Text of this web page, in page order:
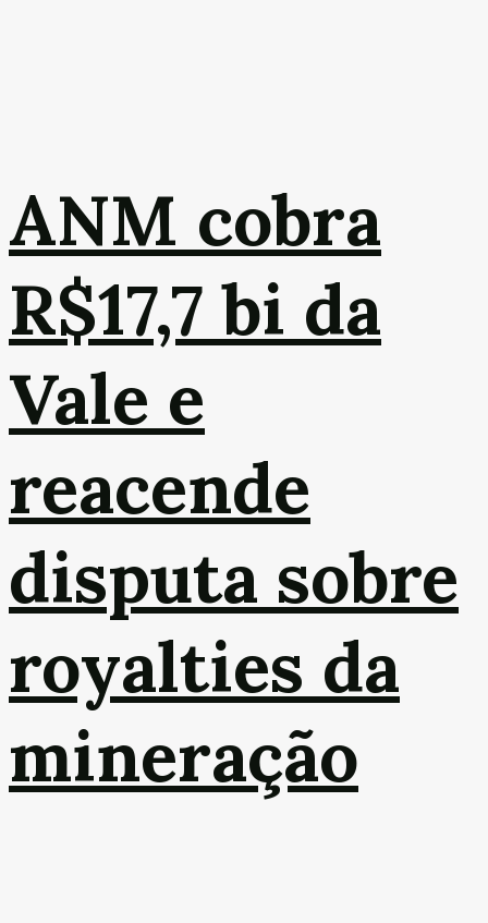
ANM cobra
R$17,7 bi da
Vale e
reacende
disputa sobre
royalties da
mineração